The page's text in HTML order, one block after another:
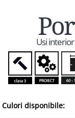
Usi
Culori disponibile: